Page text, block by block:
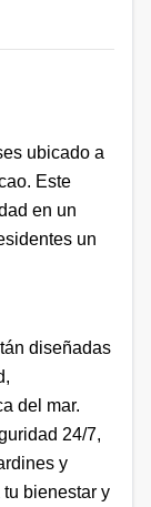
ubicado a
Este
en un
un
diseñadas
del mar.
24/7,
y
bienestar y